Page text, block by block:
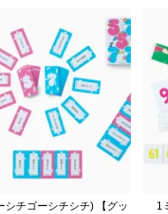
シチゴーシチシチ) 【グッ
1